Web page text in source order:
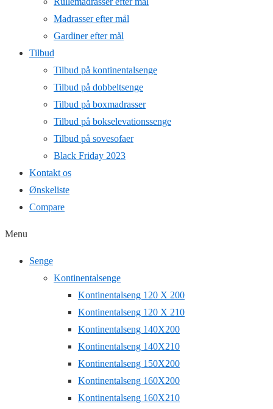
Madrasser efter mål
Gardiner efter mål
Tilbud
Tilbud på kontinentalsenge
Tilbud på dobbeltsenge
Tilbud på boxmadrasser
Tilbud på bokselevationssenge
Tilbud på sovesofaer
Black Friday 2023
Kontakt os
Ønskeliste
Compare
Menu
Senge
Kontinentalsenge
Kontinentalseng 120 X 200
Kontinentalseng 120 X 210
Kontinentalseng 140X200
Kontinentalseng 140X210
Kontinentalseng 150X200
Kontinentalseng 160X200
Kontinentalseng 160X210